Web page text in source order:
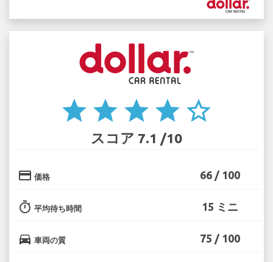
star star star star star_border
スコア 7.1 /10
credit_card 価格 66 / 100
timer 平均待ち時間 15 ミニ
directions_car 車両の質 75 / 100